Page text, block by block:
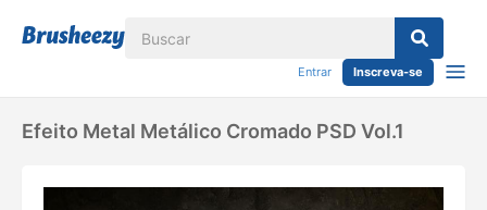
Entrar Inscreva-se
Efeito Metal Metálico Cromado PSD Vol.1